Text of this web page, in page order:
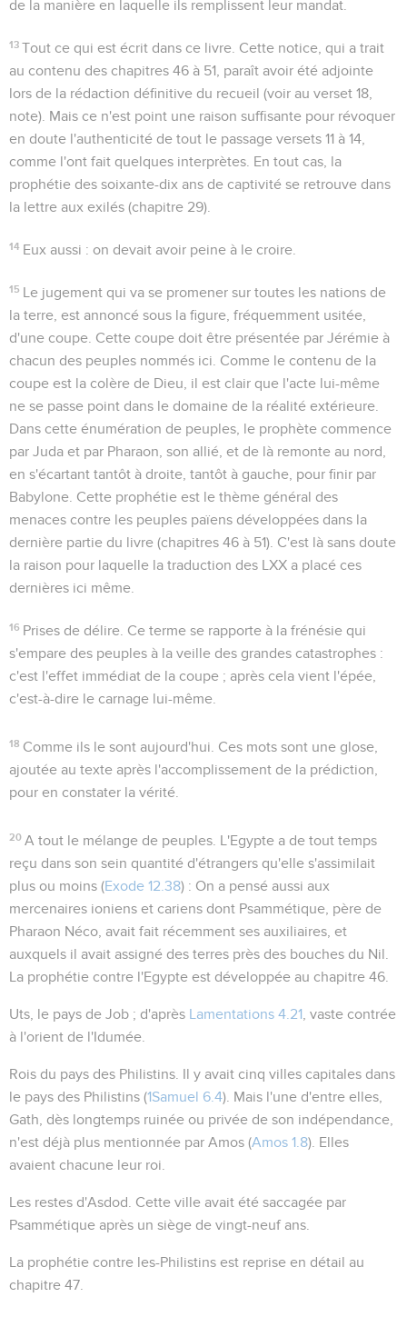
de la manière en laquelle ils remplissent leur mandat.
13 Tout ce qui est écrit dans ce livre. Cette notice, qui a trait
au contenu des chapitres 46 à 51, paraît avoir été adjointe
lors de la rédaction définitive du recueil (voir au verset 18,
note). Mais ce n'est point une raison suffisante pour révoquer
en doute l'authenticité de tout le passage versets 11 à 14,
comme l'ont fait quelques interprètes. En tout cas, la
prophétie des soixante-dix ans de captivité se retrouve dans
la lettre aux exilés (chapitre 29).
14 Eux aussi : on devait avoir peine à le croire.
15 Le jugement qui va se promener sur toutes les nations de
la terre, est annoncé sous la figure, fréquemment usitée,
d'une coupe. Cette coupe doit être présentée par Jérémie à
chacun des peuples nommés ici. Comme le contenu de la
coupe est la colère de Dieu, il est clair que l'acte lui-même
ne se passe point dans le domaine de la réalité extérieure.
Dans cette énumération de peuples, le prophète commence
par Juda et par Pharaon, son allié, et de là remonte au nord,
en s'écartant tantôt à droite, tantôt à gauche, pour finir par
Babylone. Cette prophétie est le thème général des
menaces contre les peuples païens développées dans la
dernière partie du livre (chapitres 46 à 51). C'est là sans doute
la raison pour laquelle la traduction des LXX a placé ces
dernières ici même.
16 Prises de délire . Ce terme se rapporte à la frénésie qui
s'empare des peuples à la veille des grandes catastrophes :
c'est l'effet immédiat de la coupe ; après cela vient l'épée,
c'est-à-dire le carnage lui-même.
18 Comme ils le sont aujourd'hui . Ces mots sont une glose,
ajoutée au texte après l'accomplissement de la prédiction,
pour en constater la vérité.
20 A tout le mélange de peuples . L'Egypte a de tout temps
reçu dans son sein quantité d'étrangers qu'elle s'assimilait
plus ou moins (Exode 12.38) : On a pensé aussi aux
mercenaires ioniens et cariens dont Psammétique, père de
Pharaon Néco, avait fait récemment ses auxiliaires, et
auxquels il avait assigné des terres près des bouches du Nil.
La prophétie contre l'Egypte est développée au chapitre 46.
Uts , le pays de Job ; d'après Lamentations 4.21 , vaste contrée
à l'orient de l'Idumée.
Rois du pays des Philistins . Il y avait cinq villes capitales dans
le pays des Philistins (1Samuel 6.4). Mais l'une d'entre elles,
Gath, dès longtemps ruinée ou privée de son indépendance,
n'est déjà plus mentionnée par Amos (Amos 1.8). Elles
avaient chacune leur roi.
Les restes d'Asdod . Cette ville avait été saccagée par
Psammétique après un siège de vingt-neuf ans.
La prophétie contre les-Philistins est reprise en détail au
chapitre 47.